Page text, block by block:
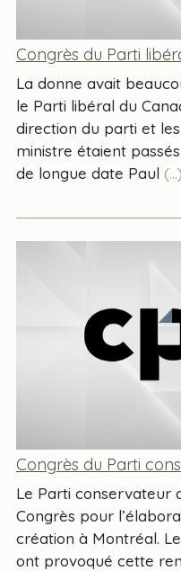
Congrès du Parti
La donne avait
le Parti libéral du
direction du parti et
ministre étaient
de longue date Paul (...)
Congrès du Parti
Le Parti conservateur
Congrès pour
création à Montréal.
ont provoqué cette